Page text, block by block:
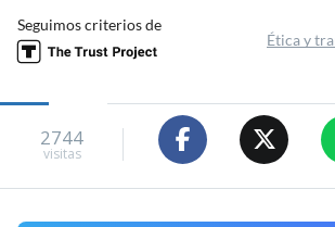
Seguimos criterios de
Ética y
2744
visitas